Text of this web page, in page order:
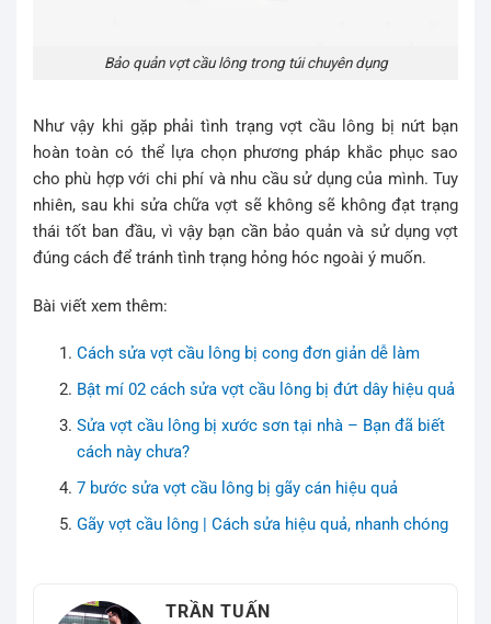
Bảo quản vợt cầu lông trong túi chuyên dụng
Như vậy khi gặp phải tình trạng vợt cầu lông bị nứt bạn
hoàn toàn có thể lựa chọn phương pháp khắc phục sao
cho phù hợp với chi phí và nhu cầu sử dụng của mình. Tuy
nhiên, sau khi sửa chữa vợt sẽ không sẽ không đạt trạng
thái tốt ban đầu, vì vậy bạn cần bảo quản và sử dụng vợt
đúng cách để tránh tình trạng hỏng hóc ngoài ý muốn.
Bài viết xem thêm:
Cách sửa vợt cầu lông bị cong đơn giản dễ làm
Bật mí 02 cách sửa vợt cầu lông bị đứt dây hiệu quả
Sửa vợt cầu lông bị xước sơn tại nhà – Bạn đã biết
cách này chưa?
7 bước sửa vợt cầu lông bị gãy cán hiệu quả
Gãy vợt cầu lông | Cách sửa hiệu quả, nhanh chóng
TRẦN TUẤN